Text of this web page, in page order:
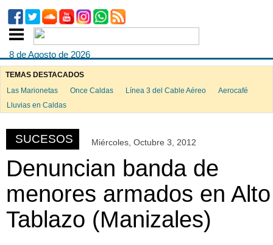
8 de Agosto de 2026
TEMAS DESTACADOS
Las Marionetas
Once Caldas Línea 3 del Cable Aéreo
Aerocafé
Lluvias en Caldas
SUCESOS Miércoles, Octubre 3, 2012
Denuncian banda de
menores armados en Alto
Tablazo (Manizales)